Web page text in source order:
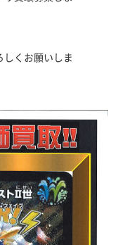
くお願いしま